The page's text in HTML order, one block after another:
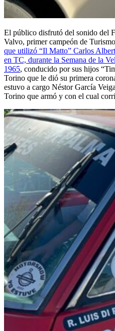
El público disfrutó del sonido del
Valvo, primer campeón de
que utilizó “Il Matto” Carlos
en TC, durante la Semana de la
1965, conducido por sus hijos
Torino que le dió su primera
estuvo a cargo Néstor García
Torino que armó y con el cual